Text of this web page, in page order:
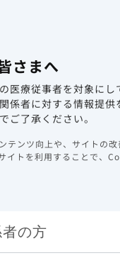
品情報
験のOLE 有
とした1489試験
いて、投与開始
さまへ
医療従事者を対象にし
係者に対する情報提供
ご了承ください。
テンツ向上や、サイトの
イトを利用することで、
の方